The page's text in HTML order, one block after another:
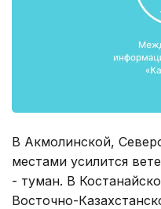
В Акмолинской,
местами усилится
- туман. В
Восточно-